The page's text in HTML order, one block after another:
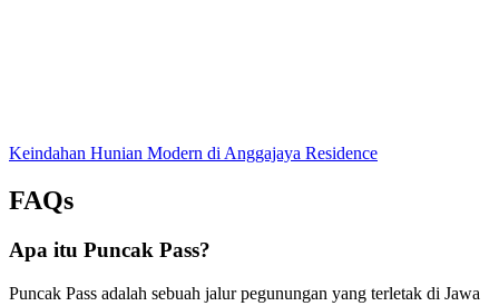
Keindahan Hunian Modern di Anggajaya Residence
FAQs
Apa itu Puncak Pass?
Puncak Pass adalah sebuah jalur pegunungan yang terletak di Jawa